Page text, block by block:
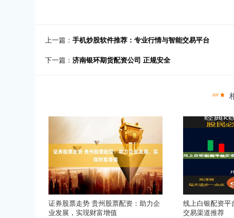
上一篇： 手机炒股软件推荐：专业行情与智能交易平台
下一篇： 济南银环期货配资公司 正规安全
证券股票走势 贵州股票配资：助力企
业发展，实现财富增值
线上白银配资平
交易渠道推荐